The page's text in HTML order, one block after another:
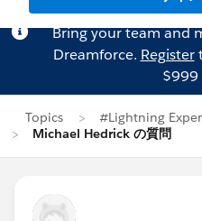
Bring your team and
Dreamforce. Register
$999
Topics
#Lightning
Michael Hedrick の質問